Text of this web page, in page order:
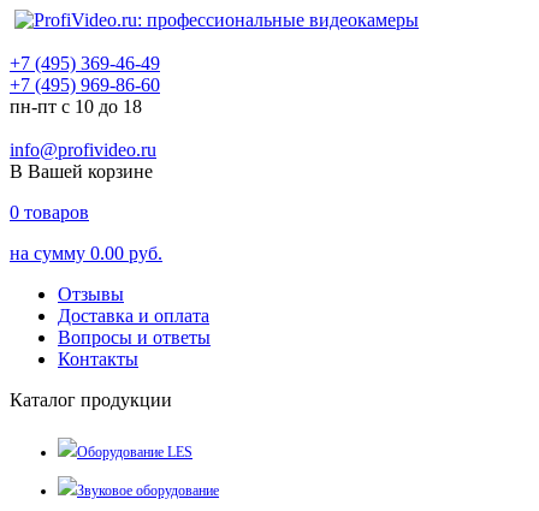
+7 (495) 369-46-49
+7 (495) 969-86-60
пн-пт с 10 до 18
info@profivideo.ru
В Вашей корзине
0 товаров
на сумму 0.00 руб.
Отзывы
Доставка и оплата
Вопросы и ответы
Контакты
Каталог продукции
Оборудование LES
Звуковое оборудование